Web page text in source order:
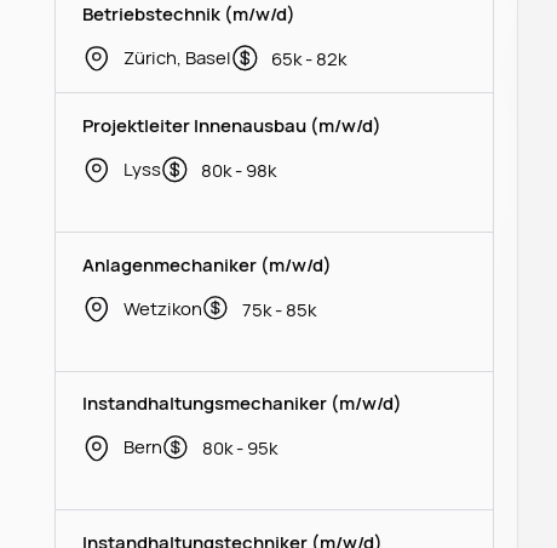
Betriebstechnik (m/w/d)
Zürich, Basel
65k - 82k
Projektleiter Innenausbau (m/w/d)
Lyss
80k - 98k
Anlagenmechaniker (m/w/d)
Wetzikon
75k - 85k
Instandhaltungsmechaniker (m/w/d)
Bern
80k - 95k
Instandhaltungstechniker (m/w/d)